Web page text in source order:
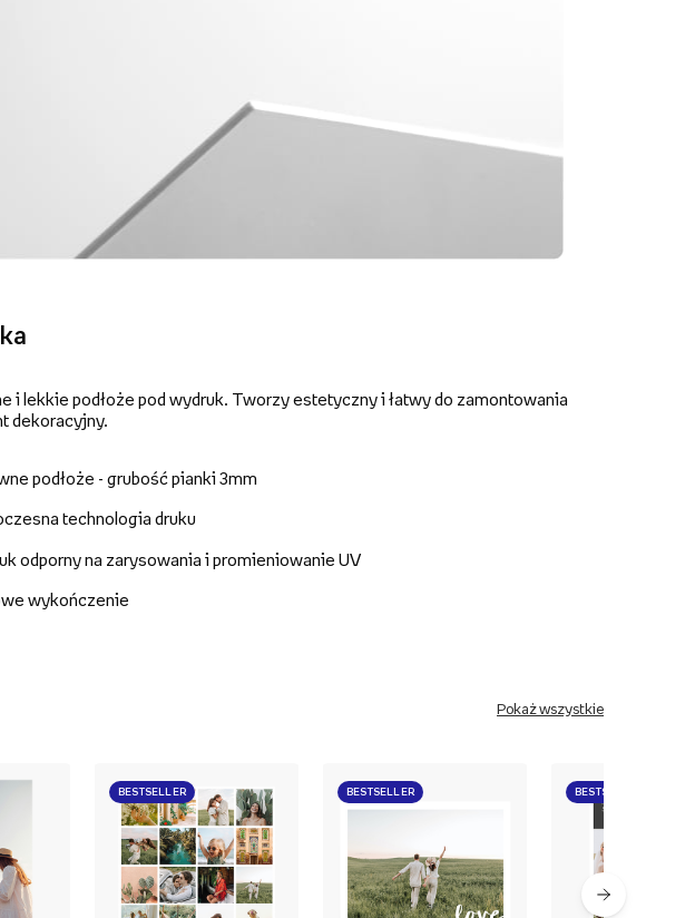
i lekkie podłoże pod wydruk. Tworzy estetyczny i łatwy do zamontowania
dekoracyjny.
podłoże - grubość pianki 3mm
technologia druku
odporny na zarysowania i promieniowanie UV
wykończenie
Pokaż wszystkie
BESTSELLER BESTSELLER BESTSELLER